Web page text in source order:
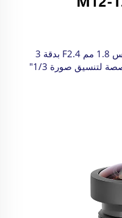
عدسة بُعد بؤري ثابت M12 مقاس 1.8 مم F2.4 بدقة 3